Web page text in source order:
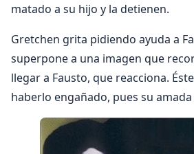
matado a su hijo y la detienen.
Gretchen grita pidiendo ayuda a
superpone a una imagen que
llegar a Fausto, que reacciona.
haberlo engañado, pues su